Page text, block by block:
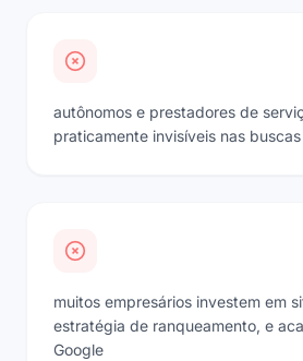
autônomos e prestadores de
praticamente invisíveis nas
muitos empresários investem em
estratégia de ranqueamento, e
Google